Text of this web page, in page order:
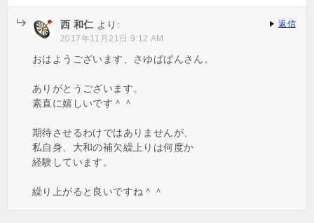
西 和仁 より:
2017年11月21日 9:12 AM
おはようございます、さゆぱぱんさん。
ありがとうございます。
素直に嬉しいです＾＾
期待させるわけではありませんが、
私自身、大和の補欠繰上りは何度か
経験しています。
繰り上がると良いですね＾＾
返信